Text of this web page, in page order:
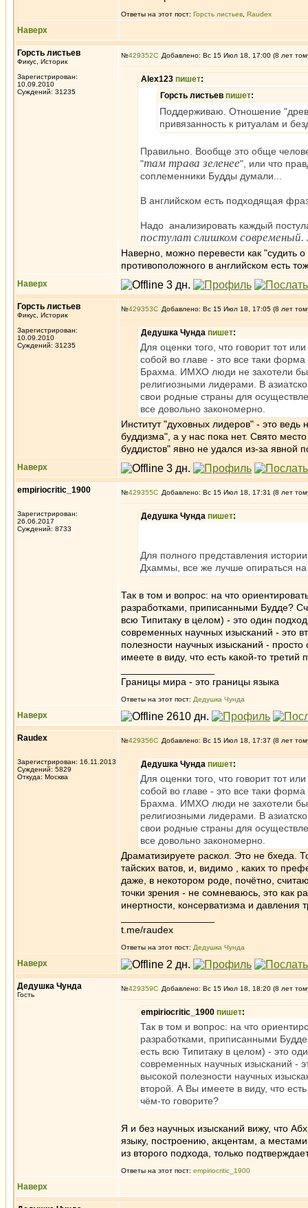
Ответы на этот пост: Горсть листьев Raudex
Наверх
Горсть листьев
Фикус, Историк
Зарегистрирован:
10.09.2010
Суждений: 31235
№429352 Добавлено: Вс 15 Июл 18, 17:00 (8 лет
Alex123 пишет:
Горсть листьев пишет:
Поддерживаю. Отношение
привязанность к ритуалам и
Правильно. Вообще это обще
"там трава зеленее", или что
соплеменники Будды думали...
В английском есть подходящая
Надо анализировать каждый
постулат слишком
Наверно, можно перевести как "судить
противоположного в английском есть
Наверх
Горсть листьев
Фикус, Историк
Зарегистрирован:
10.09.2010
Суждений: 31235
№429353 Добавлено: Вс 15 Июл 18, 17:05 (8 лет
Дедушка Чунда пишет:
Для оценки того, что говорит тот
собой во главе - это все таки
Брахма. ИМХО люди не захотели
религиозными лидерами. В
свои родные страны для
все довольно закономерно.
Институт "духовных лидеров" - это ведь
буддизма", а у нас пока нет. Свято
буддистов" явно не удался из-за явной
Наверх
empiriocritic_1900
Зарегистрирован:
26.06.2017
Суждений: 8733
№429355 Добавлено: Вс 15 Июл 18, 17:31 (8 лет
Дедушка Чунда пишет:
Для полного представления
Дхаммы, все же лучше опираться
Так в том и вопрос: на что
разработками, приписанными Будде?
всю Типитаку в целом) - это один
современных научных изысканий - это
полезности научных изысканий -
имеете в виду, что есть какой-то
Границы мира - это границы языка
Ответы на этот пост: Дедушка Чунда
Наверх
Raudex
Зарегистрирован: 16.11.2013
Суждений: 5829
Откуда: Москва
№429356 Добавлено: Вс 15 Июл 18, 17:37 (8 лет
Дедушка Чунда пишет:
Для оценки того, что говорит тот
собой во главе - это все таки
Брахма. ИМХО люди не захотели
религиозными лидерами. В
свои родные страны для
все довольно закономерно.
Драматизируете раскол. Это не бхеда.
тайских ватов, и, видимо , каких то
даже, в некотором роде, почётно,
точки зрения - не сомневаюсь, это как
инертности, консерватизма и давления
t.me/raudex
Ответы на этот пост: Дедушка Чунда
Наверх
Дедушка Чунда
Гость
№429359 Добавлено: Вс 15 Июл 18, 18:20 (8 лет
empiriocritic_1900 пишет:
Так в том и вопрос: на что
разработками, приписанными
есть всю Типитаку в целом) - это
современных научных изысканий -
высокой полезности научных
второй. А Вы имеете в виду, что
чём-то говорите?
Я и без научных изысканий вижу, что
языку, построению, акцентам, а
из второго подхода, только
Ответы на этот пост: empiriocritic_1900
Наверх